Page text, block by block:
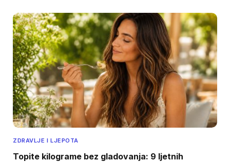
ZDRAVLJE I LJEPOTA
Topite kilograme bez gladovanja: 9 ljetnih